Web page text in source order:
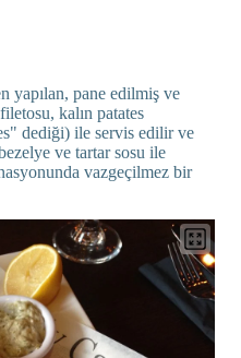
yapılan, pane edilmiş ve
kalın patates
dediği) ile servis edilir ve
ve tartar sosu ile
vazgeçilmez bir